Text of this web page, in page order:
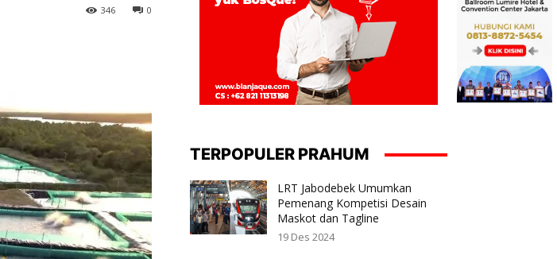
0
346
TERPOPULER PRAHUM
LRT Jabodebek Umumkan
Pemenang Kompetisi Desain
Maskot dan Tagline
19 Des 2024